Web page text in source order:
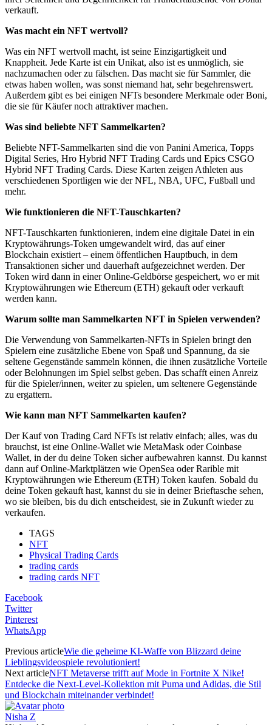
verkauft.
Was macht ein NFT wertvoll?
Was ein NFT wertvoll macht, ist seine Einzigartigkeit und
Knappheit. Jede Karte ist ein Unikat, also ist es unmöglich, sie
nachzumachen oder zu fälschen. Das macht sie für Sammler, die
etwas haben wollen, was sonst niemand hat, sehr begehrenswert.
Außerdem gibt es bei einigen NFTs besondere Merkmale oder Boni,
die sie für Käufer noch attraktiver machen.
Was sind beliebte NFT Sammelkarten?
Beliebte NFT-Sammelkarten sind die von Panini America, Topps
Digital Series, Hro Hybrid NFT Trading Cards und Epics CSGO
Hybrid NFT Trading Cards. Diese Karten zeigen Athleten aus
verschiedenen Sportligen wie der NFL, NBA, UFC, Fußball und
mehr.
Wie funktionieren die NFT-Tauschkarten?
NFT-Tauschkarten funktionieren, indem eine digitale Datei in ein
Kryptowährungs-Token umgewandelt wird, das auf einer
Blockchain existiert – einem öffentlichen Hauptbuch, in dem
Transaktionen sicher und dauerhaft aufgezeichnet werden. Der
Token wird dann in einer Online-Geldbörse gespeichert, wo er mit
Kryptowährungen wie Ethereum (ETH) gekauft oder verkauft
werden kann.
Warum sollte man Sammelkarten NFT in Spielen verwenden?
Die Verwendung von Sammelkarten-NFTs in Spielen bringt den
Spielern eine zusätzliche Ebene von Spaß und Spannung, da sie
seltene Gegenstände sammeln können, die ihnen zusätzliche Vorteile
oder Belohnungen im Spiel selbst geben. Das schafft einen Anreiz
für die Spieler/innen, weiter zu spielen, um seltenere Gegenstände
zu ergattern.
Wie kann man NFT Sammelkarten kaufen?
Der Kauf von Trading Card NFTs ist relativ einfach; alles, was du
brauchst, ist eine Online-Wallet wie MetaMask oder Coinbase
Wallet, in der du deine Token sicher aufbewahren kannst. Du kannst
dann auf Online-Marktplätzen wie OpenSea oder Rarible mit
Kryptowährungen wie Ethereum (ETH) Token kaufen. Sobald du
deine Token gekauft hast, kannst du sie in deiner Brieftasche sehen,
wo sie bleiben, bis du dich entscheidest, sie in Zukunft wieder zu
verkaufen.
TAGS
NFT
Physical Trading Cards
trading cards
trading cards NFT
Facebook
Twitter
Pinterest
WhatsApp
Previous articleWie die geheime KI-Waffe von Blizzard deine
Lieblingsvideospiele revolutioniert!
Next articleNFT Metaverse trifft auf Mode in Fortnite X Nike!
Entdecke die Next-Level-Kollektion mit Puma und Adidas, die Stil
und Blockchain miteinander verbindet!
Nisha Z